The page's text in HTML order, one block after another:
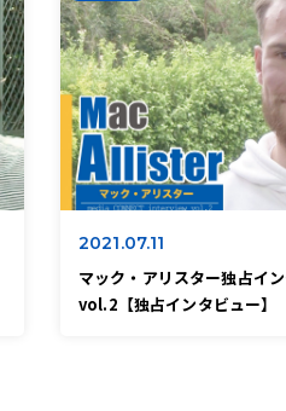
2021.07.11
マック・アリスター独占イ
vol.2【独占インタビュー】